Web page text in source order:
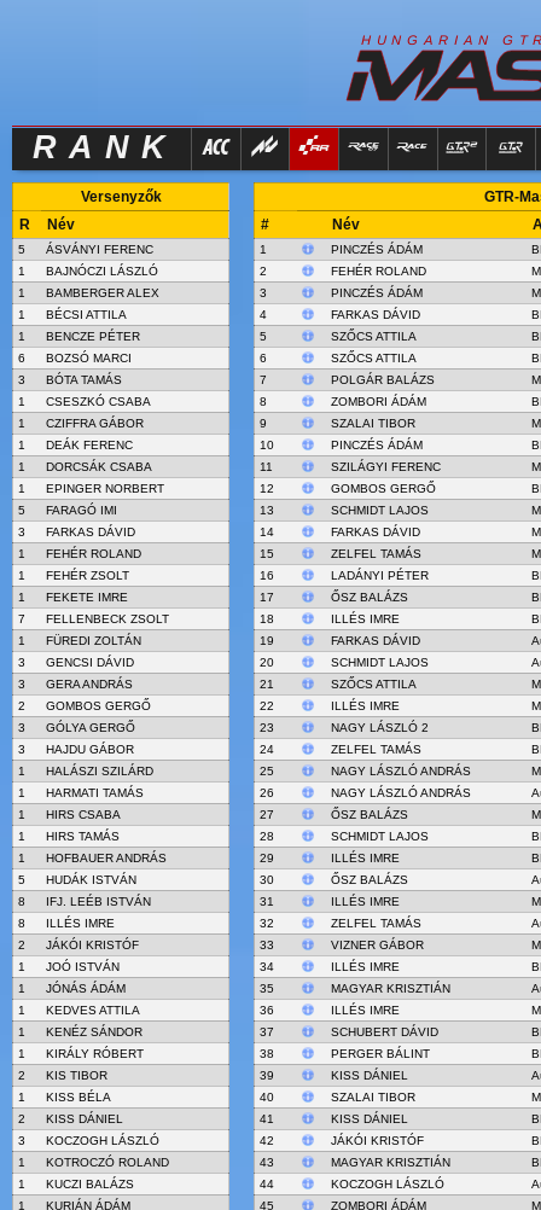
H U N G A R I A N G T
RANK
Versenyzők
R
Név
5
ÁSVÁNYI FERENC
1
BAJNÓCZI LÁSZLÓ
1
BAMBERGER ALEX
1
BÉCSI ATTILA
1
BENCZE PÉTER
6
BOZSÓ MARCI
3
BÓTA TAMÁS
1
CSESZKÓ CSABA
1
CZIFFRA GÁBOR
1
DEÁK FERENC
1
DORCSÁK CSABA
1
EPINGER NORBERT
5
FARAGÓ IMI
3
FARKAS DÁVID
1
FEHÉR ROLAND
1
FEHÉR ZSOLT
1
FEKETE IMRE
7
FELLENBECK ZSOLT
1
FÜREDI ZOLTÁN
3
GENCSI DÁVID
3
GERA ANDRÁS
2
GOMBOS GERGŐ
3
GÓLYA GERGŐ
3
HAJDU GÁBOR
1
HALÁSZI SZILÁRD
1
HARMATI TAMÁS
1
HIRS CSABA
1
HIRS TAMÁS
1
HOFBAUER ANDRÁS
5
HUDÁK ISTVÁN
8
IFJ. LEÉB ISTVÁN
8
ILLÉS IMRE
2
JÁKÓI KRISTÓF
1
JOÓ ISTVÁN
1
JÓNÁS ÁDÁM
1
KEDVES ATTILA
1
KENÉZ SÁNDOR
1
KIRÁLY RÓBERT
2
KIS TIBOR
1
KISS BÉLA
2
KISS DÁNIEL
3
KOCZOGH LÁSZLÓ
1
KOTROCZÓ ROLAND
1
KUCZI BALÁZS
1
KURIÁN ÁDÁM
GTR-
#
Név
1 PINCZÉS ÁDÁM
2
FEHÉR ROLAND
3
PINCZÉS ÁDÁM
4
FARKAS DÁVID
5
SZŐCS ATTILA
6
SZŐCS ATTILA
7
POLGÁR BALÁZS
8
ZOMBORI ÁDÁM
9
SZALAI TIBOR
10
PINCZÉS ÁDÁM
11
SZILÁGYI FERENC
12
GOMBOS GERGŐ
13
SCHMIDT LAJOS
14
FARKAS DÁVID
15
ZELFEL TAMÁS
16
LADÁNYI PÉTER
17
ŐSZ BALÁZS
18
ILLÉS IMRE
19
FARKAS DÁVID
20
SCHMIDT LAJOS
21
SZŐCS ATTILA
22
ILLÉS IMRE
23
NAGY LÁSZLÓ 2
24
ZELFEL TAMÁS
25
NAGY LÁSZLÓ ANDRÁS
26
NAGY LÁSZLÓ ANDRÁS
27
ŐSZ BALÁZS
28
SCHMIDT LAJOS
29
ILLÉS IMRE
30
ŐSZ BALÁZS
31
ILLÉS IMRE
32
ZELFEL TAMÁS
33
VIZNER GÁBOR
34
ILLÉS IMRE
35
MAGYAR KRISZTIÁN
36
ILLÉS IMRE
37
SCHUBERT DÁVID
38
PERGER BÁLINT
39
KISS DÁNIEL
40
SZALAI TIBOR
41
KISS DÁNIEL
42
JÁKÓI KRISTÓF
43
MAGYAR KRISZTIÁN
44
KOCZOGH LÁSZLÓ
45
ZOMBORI ÁDÁM